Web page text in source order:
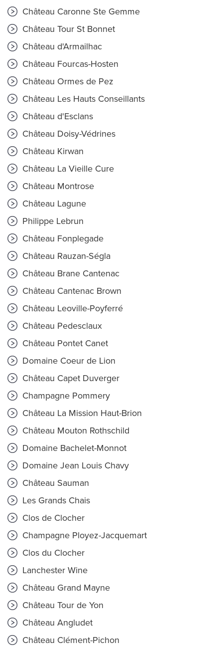
Château Caronne Ste Gemme
Château Tour St Bonnet
Château d'Armailhac
Château Fourcas-Hosten
Château Ormes de Pez
Château Les Hauts Conseillants
Château d'Esclans
Château Doisy-Védrines
Château Kirwan
Château La Vieille Cure
Château Montrose
Château Lagune
Philippe Lebrun
Château Fonplegade
Château Rauzan-Ségla
Château Brane Cantenac
Château Cantenac Brown
Château Leoville-Poyferré
Château Pedesclaux
Château Pontet Canet
Domaine Coeur de Lion
Château Capet Duverger
Champagne Pommery
Château La Mission Haut-Brion
Château Mouton Rothschild
Domaine Bachelet-Monnot
Domaine Jean Louis Chavy
Château Sauman
Les Grands Chais
Clos de Clocher
Champagne Ployez-Jacquemart
Clos du Clocher
Lanchester Wine
Château Grand Mayne
Château Tour de Yon
Château Angludet
Château Clément-Pichon